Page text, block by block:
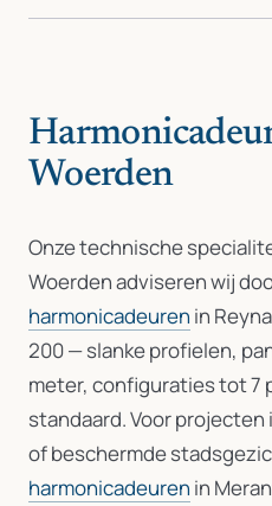
Woerden
Onze technische
Woerden adviseren wij
harmonicadeuren in
200 — slanke profielen,
meter, configuraties tot 7
standaard. Voor
of beschermde
harmonicadeuren in